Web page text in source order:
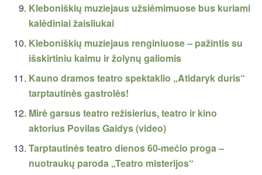
Kleboniškių muziejaus užsiėmimuose bus kuriami
kalėdiniai žaisliukai
Kleboniškių muziejaus renginiuose – pažintis su
išskirtiniu kaimu ir žolynų galiomis
Kauno dramos teatro spektaklio „Atidaryk duris“
tarptautinės gastrolės!
Mirė garsus teatro režisierius, teatro ir kino
aktorius Povilas Gaidys (video)
Tarptautinės teatro dienos 60-mečio proga –
nuotraukų paroda „Teatro misterijos“